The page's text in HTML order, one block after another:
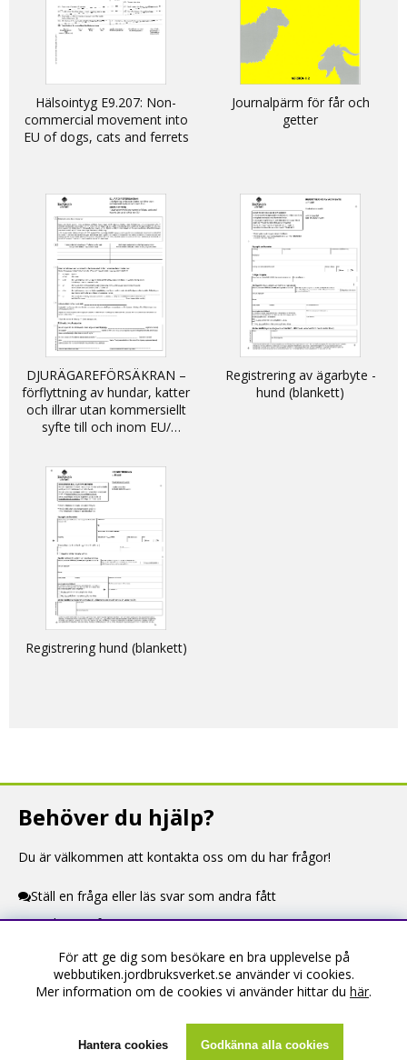
Hälsointyg E9.207: Non-
commercial movement into
EU of dogs, cats and ferrets
Journalpärm för får och
getter
DJURÄGAREFÖRSÄKRAN –
förflyttning av hundar, katter
och illrar utan kommersiellt
syfte till och inom EU/
dogs, cats and ferrets into
and within the EU
Registrering av ägarbyte -
hund (blankett)
Registrering hund (blankett)
Behöver du hjälp?
Du är välkommen att kontakta oss om du har frågor!
Ställ en fråga eller läs svar som andra fått
Kontaktuppgifter
Information
Köpevillkor
För att ge dig som besökare en bra upplevelse på
webbutiken.jordbruksverket.se använder vi cookies.
Mer information om de cookies vi använder hittar du här.
Hantera cookies Godkänna alla cookies